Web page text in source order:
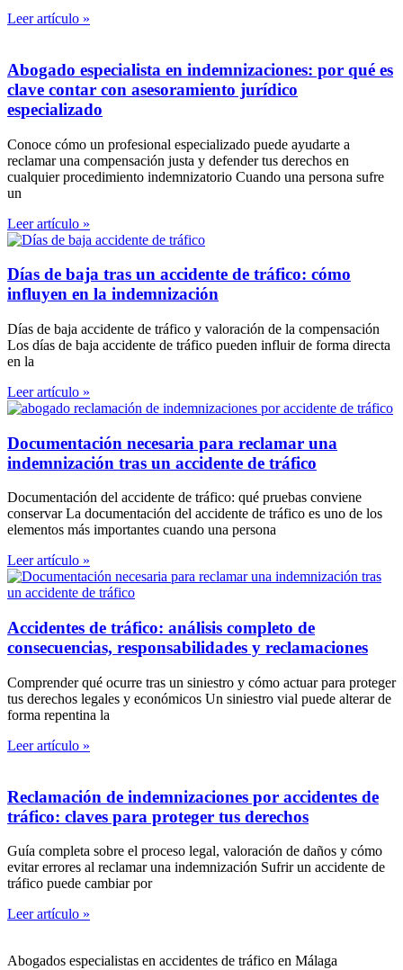
Leer artículo »
Abogado especialista en indemnizaciones: por qué es
clave contar con asesoramiento jurídico
especializado
Conoce cómo un profesional especializado puede ayudarte a
reclamar una compensación justa y defender tus derechos en
cualquier procedimiento indemnizatorio Cuando una persona sufre
un
Leer artículo »
Días de baja tras un accidente de tráfico: cómo
influyen en la indemnización
Días de baja accidente de tráfico y valoración de la compensación
Los días de baja accidente de tráfico pueden influir de forma directa
en la
Leer artículo »
Documentación necesaria para reclamar una
indemnización tras un accidente de tráfico
Documentación del accidente de tráfico: qué pruebas conviene
conservar La documentación del accidente de tráfico es uno de los
elementos más importantes cuando una persona
Leer artículo »
Accidentes de tráfico: análisis completo de
consecuencias, responsabilidades y reclamaciones
Comprender qué ocurre tras un siniestro y cómo actuar para proteger
tus derechos legales y económicos Un siniestro vial puede alterar de
forma repentina la
Leer artículo »
Reclamación de indemnizaciones por accidentes de
tráfico: claves para proteger tus derechos
Guía completa sobre el proceso legal, valoración de daños y cómo
evitar errores al reclamar una indemnización Sufrir un accidente de
tráfico puede cambiar por
Leer artículo »
Abogados especialistas en accidentes de tráfico en Málaga